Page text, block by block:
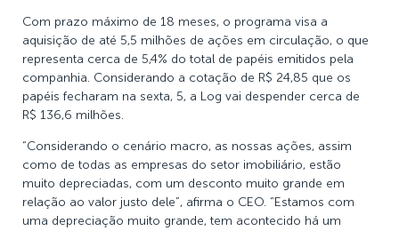
Com prazo máximo de 18 meses, o programa visa a
aquisição de até 5,5 milhões de ações em circulação, o que
representa cerca de 5,4% do total de papéis emitidos pela
companhia. Considerando a cotação de R$ 24,85 que os
papéis fecharam na sexta, 5, a Log vai despender cerca de
R$ 136,6 milhões.
“Considerando o cenário macro, as nossas ações, assim
como de todas as empresas do setor imobiliário, estão
muito depreciadas, com um desconto muito grande em
relação ao valor justo dele”, afirma o CEO. “Estamos com
uma depreciação muito grande, tem acontecido há um